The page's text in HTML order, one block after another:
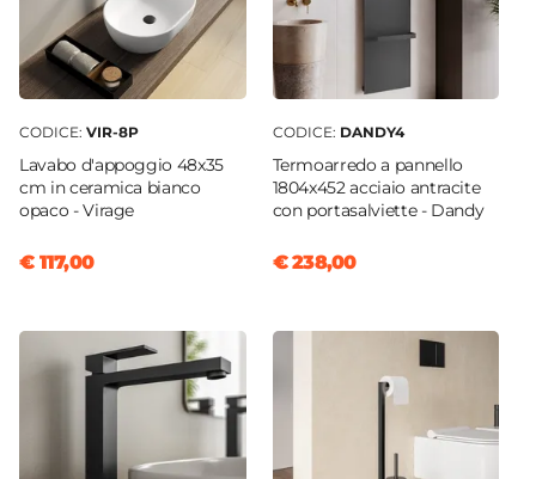
CODICE: VIR-8P
Lavabo d'appoggio 48x35
cm in ceramica bianco
opaco - Virage
€ 117,00
CODICE: DANDY4
Termoarredo a pannello
1804x452 acciaio antracite
con portasalviette - Dandy
€ 238,00